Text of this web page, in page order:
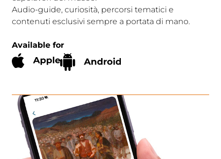
Audio-guide, curiosità, percorsi tematici e
contenuti esclusivi sempre a portata di mano.
Available for